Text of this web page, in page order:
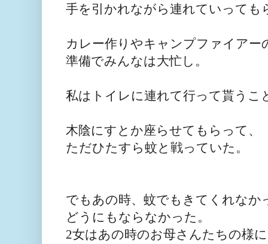
手を引かれながら連れていっても
カ レー作りやキャンプファイアー
準備でみんなは大忙し。
私はトイレに連れて行って貰う こ
木陰にすとか座らせてもらって、
ただひたすら蚊と戦っていた。
でもあの時、蚊でもきてくれなか
どうにもならなかった。
2女はあの時のお母さんたちの様に